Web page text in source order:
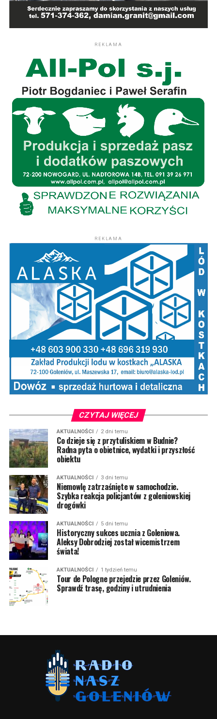
REKLAMA
REKLAMA
CZYTAJ WIĘCEJ
AKTUALNOŚCI 2 dni temu
Co dzieje się z przytuliskiem w Budnie?
Radna pyta o obietnice, wydatki i przyszłość
obiektu
AKTUALNOŚCI 3 dni temu
Niemowlę zatrzaśnięte w samochodzie.
Szybka reakcja policjantów z goleniowskiej
drogówki
AKTUALNOŚCI 5 dni temu
Historyczny sukces ucznia z Goleniowa.
Aleksy Dobrodziej został wicemistrzem
świata!
AKTUALNOŚCI 1 tydzień temu
Tour de Pologne przejedzie przez Goleniów.
Sprawdź trasę, godziny i utrudnienia